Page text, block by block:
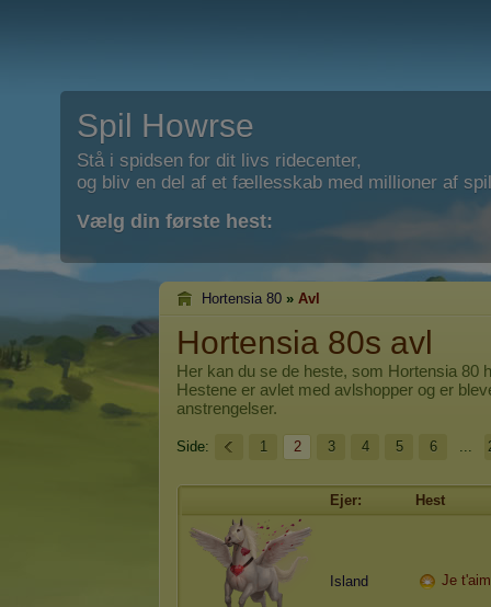
Spil Howrse
Stå i spidsen for dit livs ridecenter,
og bliv en del af et fællesskab med millioner af
Vælg din første hest:
Hortensia 80 » Avl
Hortensia 80s avl
Her kan du se de heste, som Hortensia 80
Hestene er avlet med avlshopper og er
anstrengelser.
Side: 1 2 3 4 5 6 ...
Ejer: Hest
Island Je